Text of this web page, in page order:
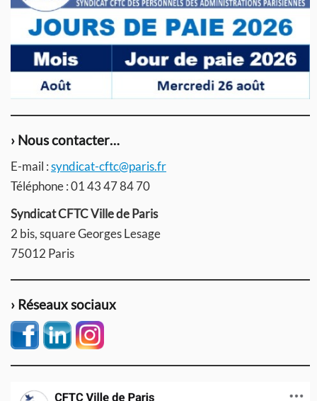
› Nous contacter…
E-mail :syndicat-cftc@paris.fr
Téléphone : 01 43 47 84 70
Syndicat CFTC Ville de Paris
2 bis, square Georges Lesage
75012 Paris
› Réseaux sociaux